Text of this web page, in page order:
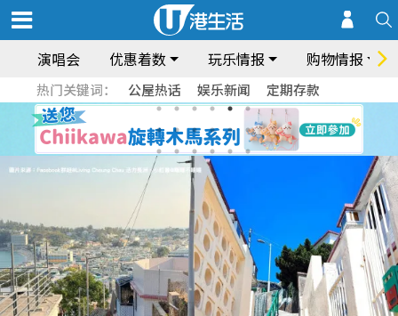
演唱会 优惠着数 玩乐情报 购物情报
热门关键词： 公屋热话 娱乐新闻 定期存款